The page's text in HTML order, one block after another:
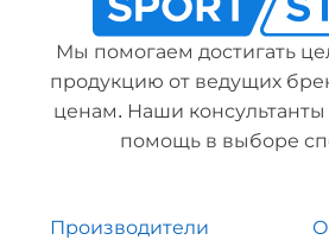
Мы помогаем достигать
продукцию от ведущих
ценам. Наши консультанты
помощь в выборе
Производители О